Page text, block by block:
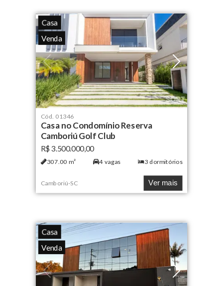
Casa
Venda
Cód. 01346
Casa no Condomínio Reserva
Camboriú Golf Club
R$ 3.500.000,00
307.00 m² 4vagas 3 dormitórios
Camboriú-SC Ver mais
Casa
Venda